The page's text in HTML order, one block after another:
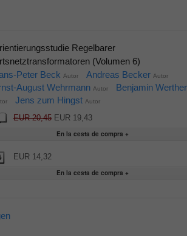
Regelbarer
(Volumen 6)
Peter Beck Autor Andreas Becker Autor
August Wehrmann Autor Benjamin Werther
Jens zum Hingst Autor
EUR 20,45EUR 19,43
EUR 14,32